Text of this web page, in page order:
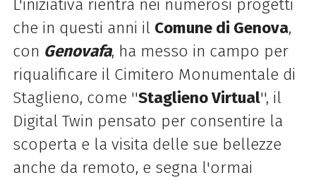
L'iniziativa rientra nei numerosi progetti
che in questi anni il Comune di Genova,
con Genovafa, ha messo in campo per
riqualificare il Cimitero Monumentale di
Staglieno, come ''Staglieno Virtual'', il
Digital Twin pensato per consentire la
scoperta e la visita delle sue bellezze
anche da remoto, e segna l'ormai